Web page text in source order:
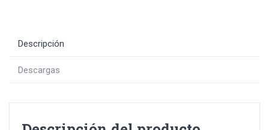
Descripción
Descargas